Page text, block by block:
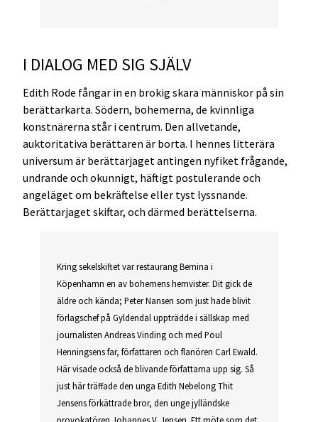
I DIALOG MED SIG SJÄLV
Edith Rode fångar in en brokig skara människor på sin
berättarkarta. Södern, bohemerna, de kvinnliga
konstnärerna står i centrum. Den allvetande,
auktoritativa berättaren är borta. I hennes litterära
universum är berättarjaget antingen nyfiket frågande,
undrande och okunnigt, häftigt postulerande och
angeläget om bekräftelse eller tyst lyssnande.
Berättarjaget skiftar, och därmed berättelserna.
Kring sekelskiftet var restaurang Bernina i
Köpenhamn en av bohemens hemvister. Dit gick de
äldre och kända; Peter Nansen som just hade blivit
förlagschef på Gyldendal uppträdde i sällskap med
journalisten Andreas Vinding och med Poul
Henningsens far, författaren och flanören Carl Ewald.
Här visade också de blivande författarna upp sig. Så
just här träffade den unga Edith Nebelong Thit
Jensens förkättrade bror, den unge jylländske